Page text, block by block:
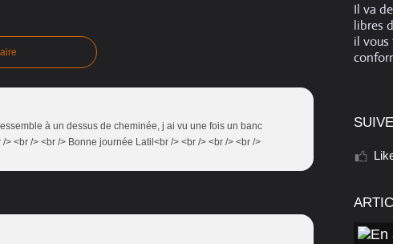
à un dessus de cheminée, j ai vu une fois un banc
> <br /> <br /> Bonne journée Latil<br /> <br /> <br /> <br />
Il va
libres
il vous